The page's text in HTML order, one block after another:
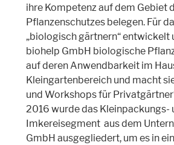
ihre Kompetenz auf dem Gebiet
Pflanzenschutzes belegen. Für
„biologisch gärtnern“ entwickelt
biohelp GmbH biologische
auf deren Anwendbarkeit im
Kleingartenbereich und macht
und Workshops für
2016 wurde das Kleinpackungs-
Imkereisegment aus dem
GmbH ausgegliedert, um es in